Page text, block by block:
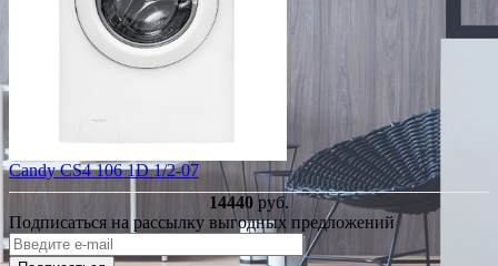
Candy CS4 106 1D 1/2-07
14440 руб.
Подписаться на рассылку выгодных предложений